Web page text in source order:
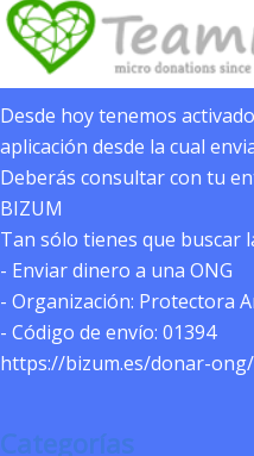
Desde hoy tenemos
aplicación desde la cual
Deberás consultar con tu
BIZUM
Tan sólo tienes que buscar
- Enviar dinero a una ONG
- Organización: Protectora
- Código de envío: 01394
https://bizum.es/donar-ong/
Categorías